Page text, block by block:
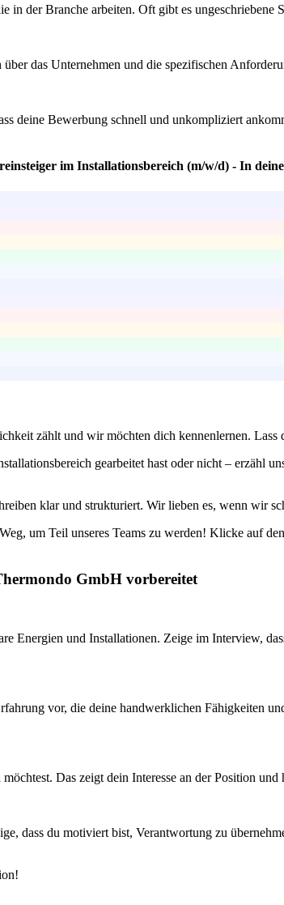
der Branche arbeiten. Oft gibt es ungeschriebene
das Unternehmen und die spezifischen
deine Bewerbung schnell und unkompliziert
im Installationsbereich (m/w/d) - In
zählt und wir möchten dich kennenlernen.
gearbeitet hast oder nicht – erzähl
klar und strukturiert. Wir lieben es, wenn wir
um Teil unseres Teams zu werden! Klicke auf
GmbH vorbereitet
Energien und Installationen. Zeige im Interview,
vor, die deine handwerklichen Fähigkeiten
Das zeigt dein Interesse an der Position
dass du motiviert bist, Verantwortung zu